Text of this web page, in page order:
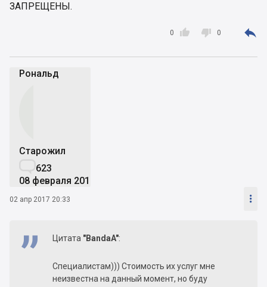
ЗАПРЕЩЕНЫ.

0  0 
Рональд
Старожил
623
08 февраля 2017
02 апр 2017 20:33 
Цитата "BandaA":
Специалистам))) Стоимость их услуг мне
неизвестна на данный момент, но буду